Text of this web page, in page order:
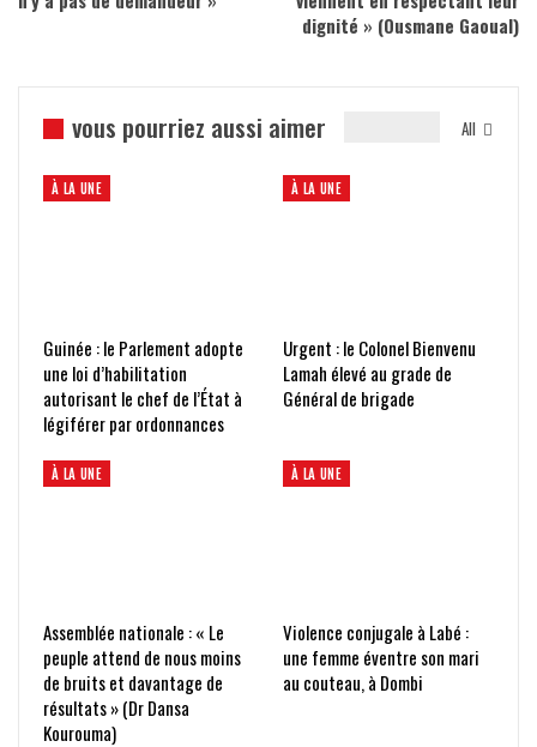
dignité » (Ousmane Gaoual)
All
vous pourriez aussi aimer
À LA UNE
Guinée : le Parlement adopte
une loi d’habilitation
autorisant le chef de l’État à
légiférer par ordonnances
À LA UNE
Urgent : le Colonel Bienvenu
Lamah élevé au grade de
Général de brigade
À LA UNE
Assemblée nationale : « Le
peuple attend de nous moins
de bruits et davantage de
résultats » (Dr Dansa
Kourouma)
À LA UNE
Violence conjugale à Labé :
une femme éventre son mari
au couteau, à Dombi